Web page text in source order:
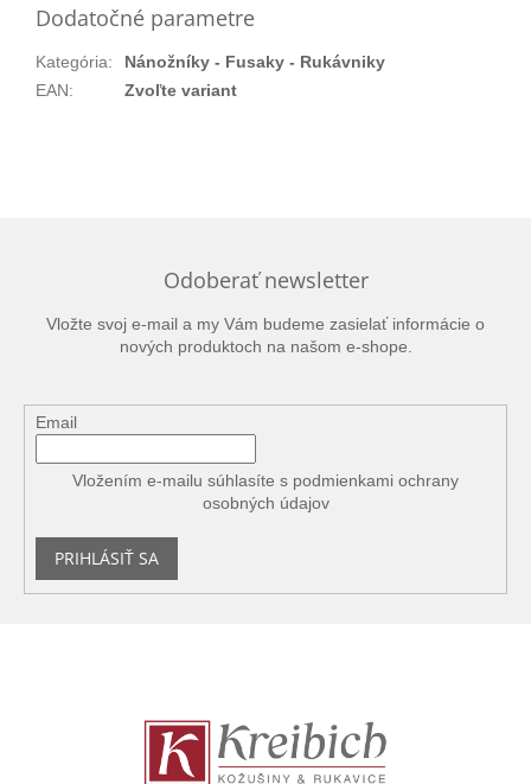
Dodatočné parametre
Kategória:
Nánožníky - Fusaky - Rukávniky
EAN: Zvoľte variant
Odoberať newsletter
Vložte svoj e-mail a my Vám budeme zasielať informácie o
nových produktoch na našom e-shope.
Email
Vložením e-mailu súhlasíte s podmienkami ochrany
osobných údajov
PRIHLÁSIŤ SA